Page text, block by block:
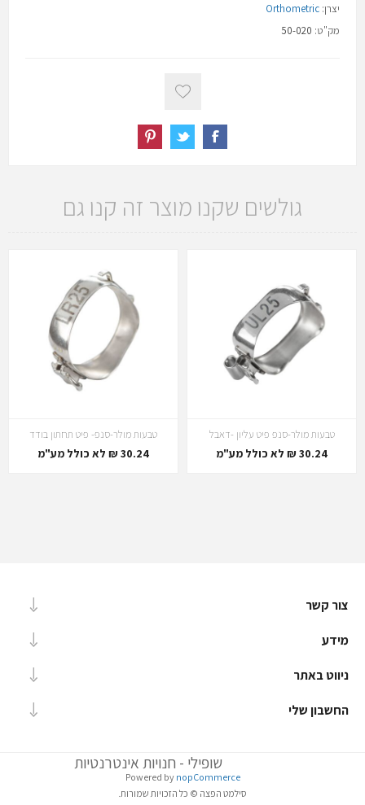
יצרן: Orthometric
מק"ט: 50-020
גולשים שקנו מוצר זה קנו גם
טבעות מולר-סנפ פיט עליון -דאבל
30.24 ₪ לא כולל מע"מ
טבעות מולר-סנפ- פיט תחתון בודד
30.24 ₪ לא כולל מע"מ
צור קשר
מידע
ניווט באתר
החשבון שלי
Powered by nopCommerce
סילמט הפצה © כל הזכויות שמורות.
שופילי - חנויות אינטרנטיות